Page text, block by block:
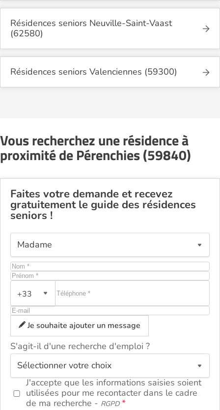
Résidences seniors Neuville-Saint-Vaast
(62580)
Résidences seniors Valenciennes (59300)
Vous recherchez une résidence à
proximité de Pérenchies (59840)
Faites votre demande et recevez
gratuitement le guide des résidences
seniors !
+33
Je souhaite ajouter un message
S'agit-il d'une recherche d'emploi ?
J'accepte que les informations saisies soient
utilisées pour me recontacter dans le cadre
de ma recherche - RGPD
ou